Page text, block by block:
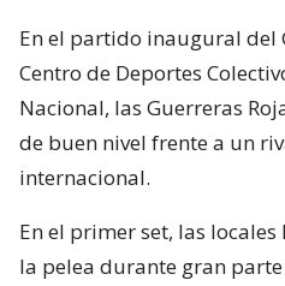
En el partido inaugural del
Centro de Deportes
Nacional, las Guerreras
de buen nivel frente a un
internacional.
En el primer set, las
la pelea durante gran